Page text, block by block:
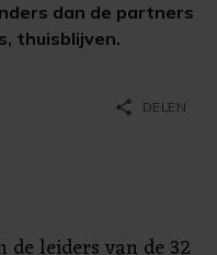
dan de partners
thuisblijven.
share DELEN